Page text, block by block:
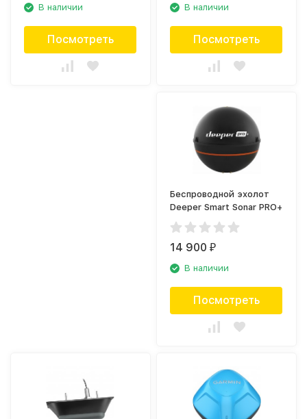
В наличии
Посмотреть
В наличии
Посмотреть
Беспроводной эхолот
Deeper Smart Sonar PRO+
14 900₽
В наличии
Посмотреть